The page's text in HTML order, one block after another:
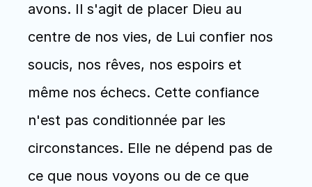
avons. Il s'agit de placer Dieu au
centre de nos vies, de Lui confier nos
soucis, nos rêves, nos espoirs et
même nos échecs. Cette confiance
n'est pas conditionnée par les
circonstances. Elle ne dépend pas de
ce que nous voyons ou de ce que